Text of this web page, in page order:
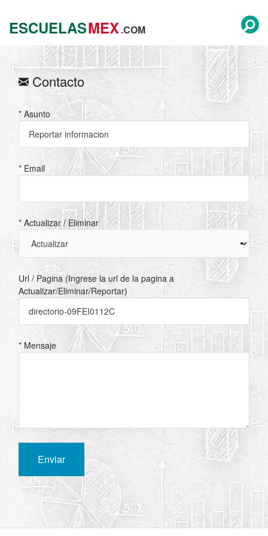
ESCUELASMEX.COM
Contacto
* Asunto
* Email
* Actualizar / Eliminar
Url / Pagina (Ingrese la url de la pagina a
Actualizar/Eliminar/Reportar)
* Mensaje
Enviar